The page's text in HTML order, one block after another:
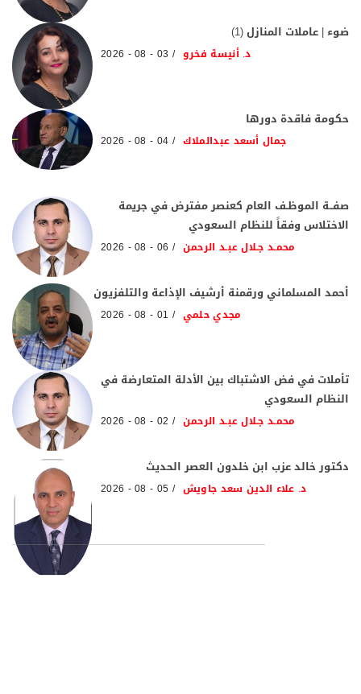
ضوء | عاملات المنازل (1)
د. أنيسة فخرو 03 - 08 - 2026
حكومة فاقدة دورها
جمال أسعد عبدالملاك 04 - 08 - 2026
صفــة الموظـف العام كعنصر مفترض في جريمة
الاختلاس وفقاً للنظام السعودي
محمـد جـلال عبـد الرحمن 06 - 08 - 2026
أحمد المسلماني ورقمنة أرشيف الإذاعة والتلفزيون
مجدي حلمي 01 - 08 - 2026
تأملات في فض الاشتباك بين الأدلة المتعارضة في
النظام السعودي
محمـد جـلال عبـد الرحمن 02 - 08 - 2026
دكتور خالد عزب ابن خلدون العصر الحديث
د. علاء الدين سعد جاويش 05 - 08 - 2026